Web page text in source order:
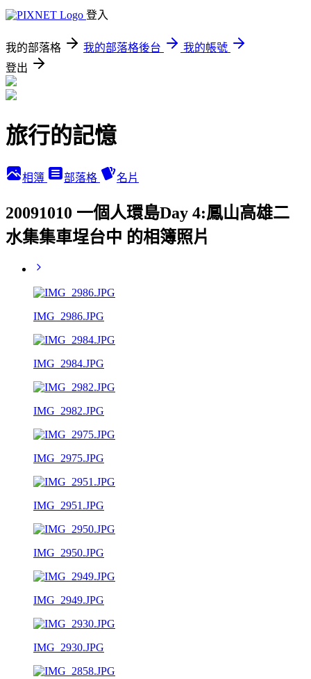
登入
我的部落格 我的部落格後台
我的帳號
登出
旅行的記憶
相簿 部落格 名片
20091010 一個人環島Day 4:鳳山高雄二
水集集車埕台中 的相簿照片
IMG_2986.JPG
IMG_2984.JPG
IMG_2982.JPG
IMG_2975.JPG
IMG_2951.JPG
IMG_2950.JPG
IMG_2949.JPG
IMG_2930.JPG